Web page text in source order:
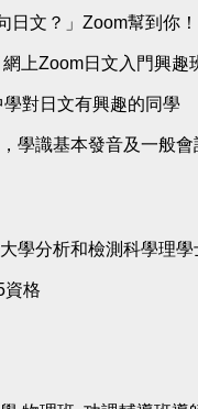
日文？」Zoom幫到你！
網上Zoom日文入門興
對日文有興趣的同學
學識基本發音及一般
學分析和檢測科學理學
資格